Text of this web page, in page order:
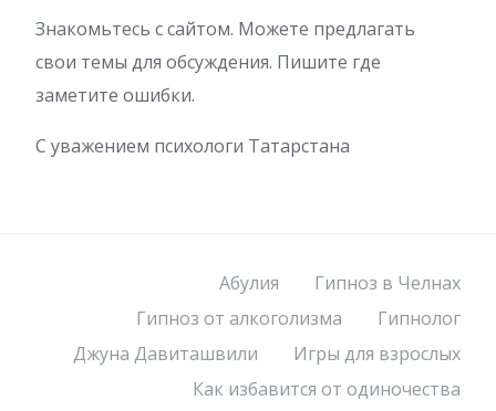
Знакомьтесь с сайтом. Можете предлагать
свои темы для обсуждения. Пишите где
заметите ошибки.
С уважением психологи Татарстана
Абулия
Гипноз в Челнах
Гипноз от алкоголизма
Гипнолог
Джуна Давиташвили
Игры для взрослых
Как избавится от одиночества